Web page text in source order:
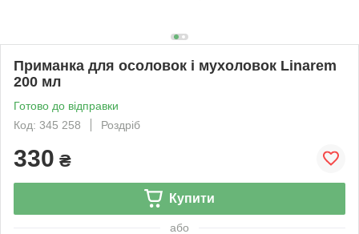
Приманка для осоловок і мухоловок Linarem
200 мл
Готово до відправки
Код: 345 258
Роздріб
330 ₴
Купити
або